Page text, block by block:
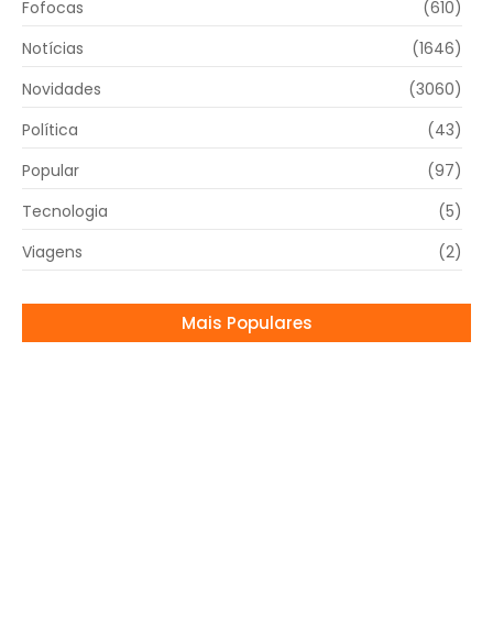
Mais Populares
Fofocas
(610)
Notícias
(1646)
Novidades
(3060)
Política
(43)
Popular
(97)
Tecnologia
(5)
Viagens
(2)